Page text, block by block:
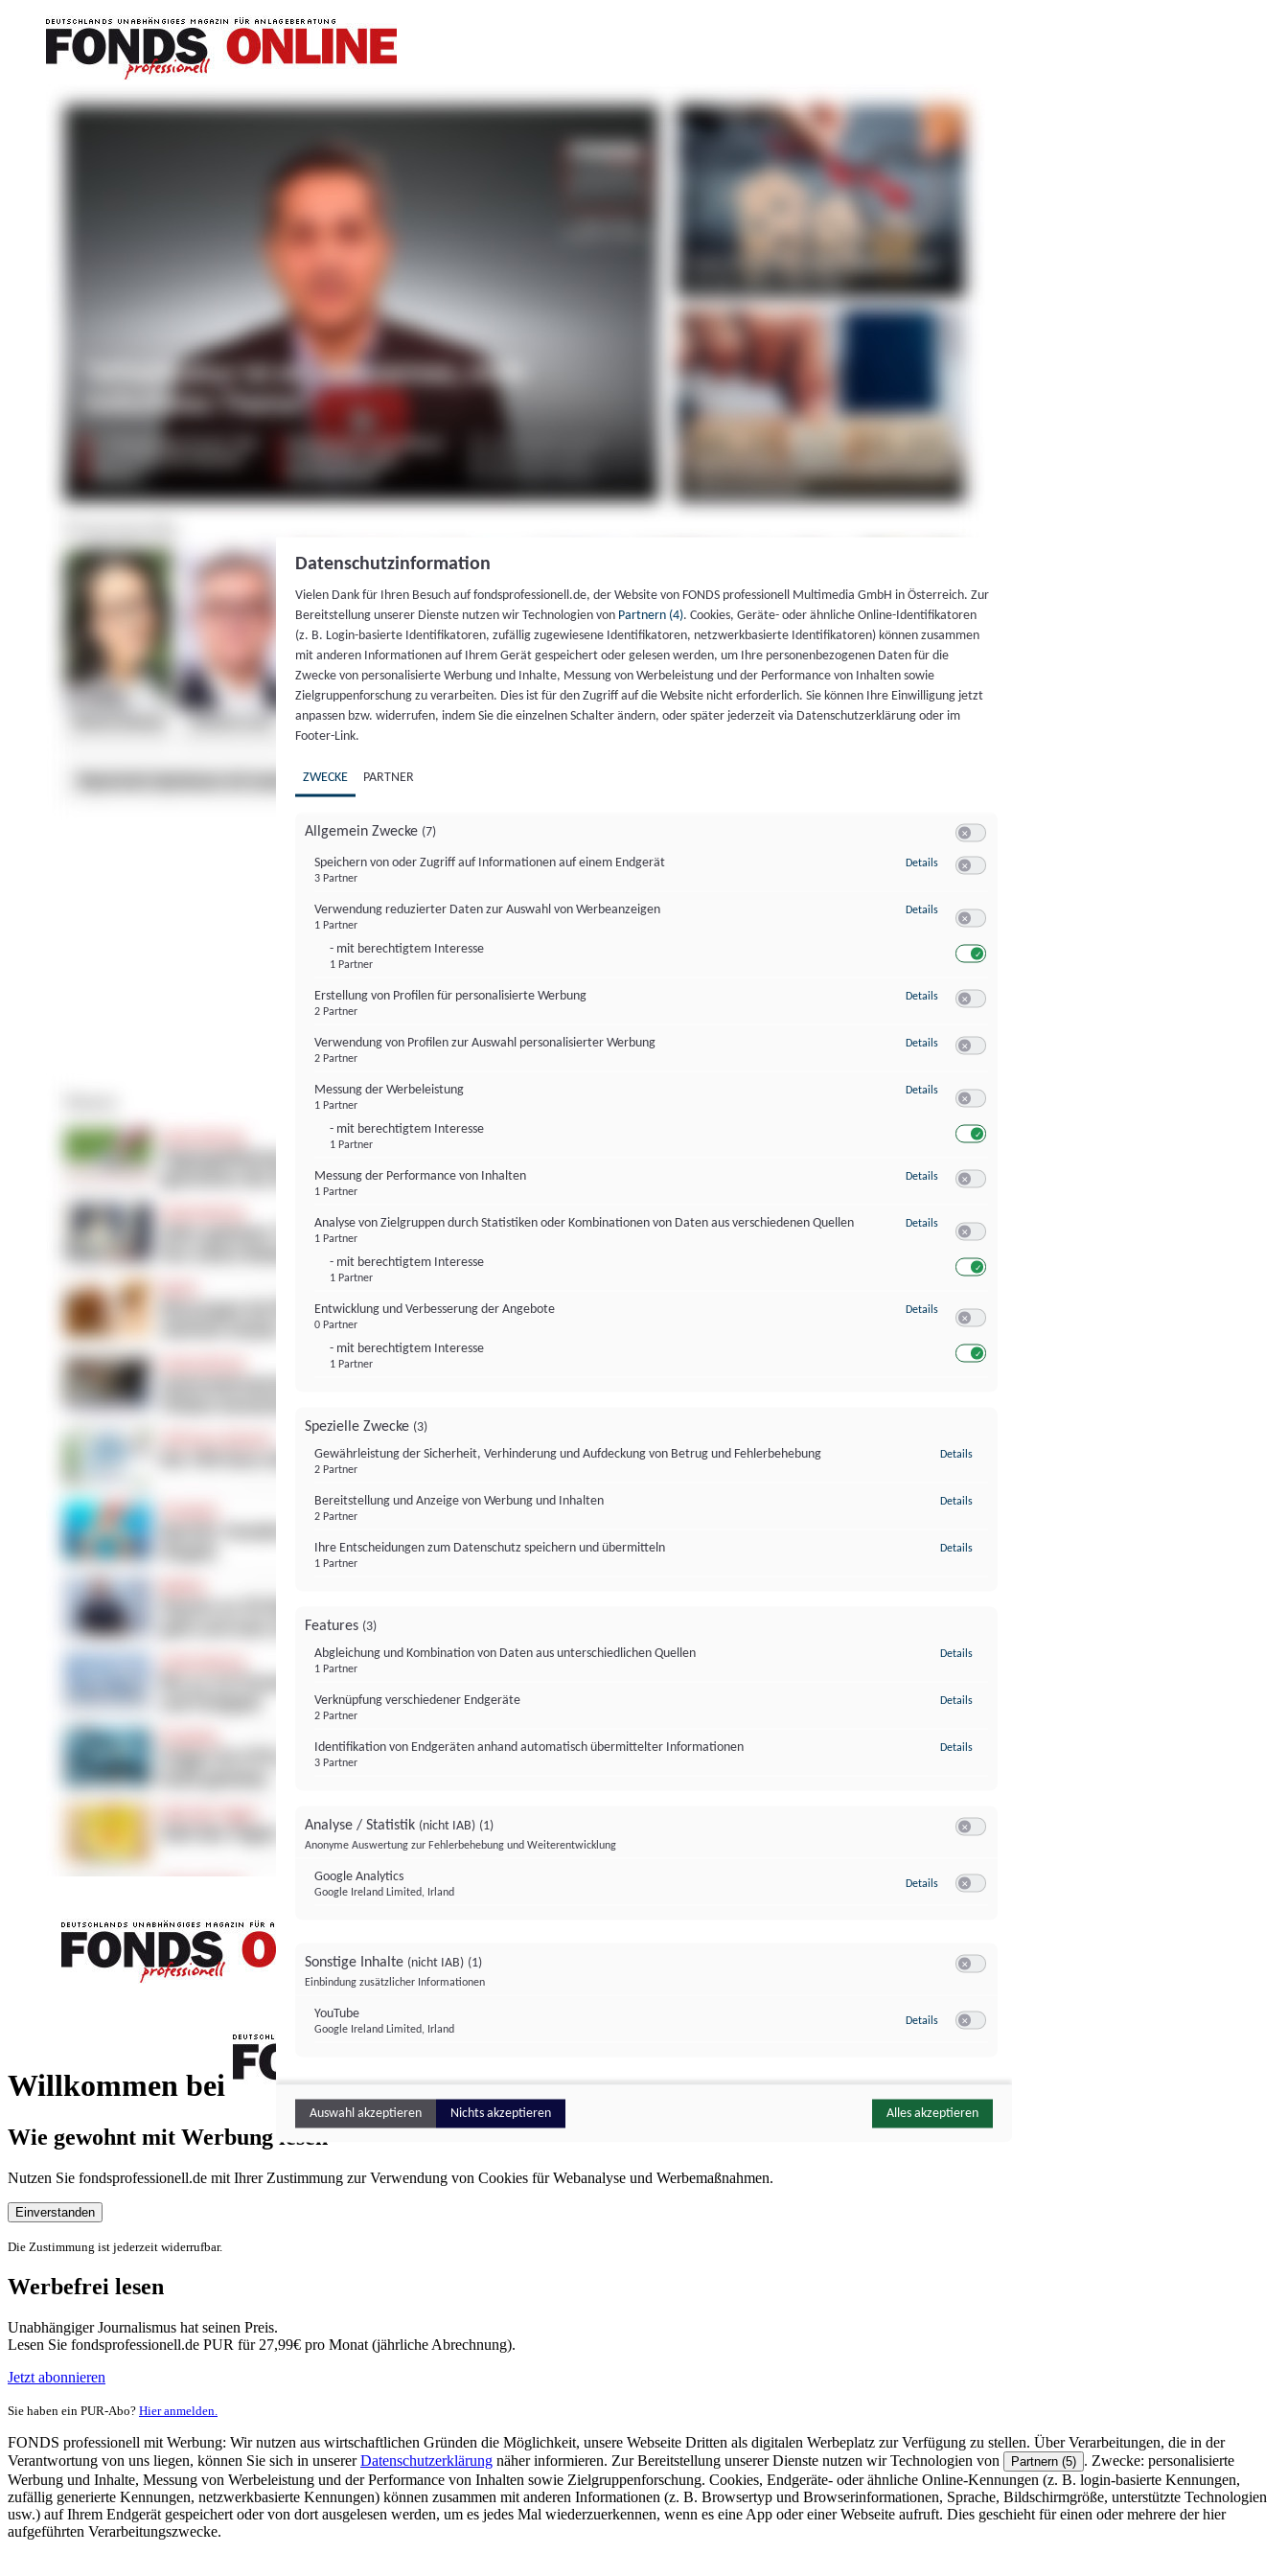
Willkommen bei
FONDS professionell
Wie gewohnt mit Werbung lesen
Nutzen Sie fondsprofessionell.de mit Ihrer Zustimmung zur Verwendung von Cookies für Webanalyse und Werbemaßnahmen.
Einverstanden
Die Zustimmung ist jederzeit widerrufbar.
Werbefrei lesen
Unabhängiger Journalismus hat seinen Preis.
Lesen Sie fondsprofessionell.de PUR für 27,99€ pro Monat (jährliche Abrechnung).
Jetzt abonnieren
Sie haben ein PUR-Abo? Hier anmelden.
FONDS professionell mit Werbung: Wir nutzen aus wirtschaftlichen Gründen die Möglichkeit, unsere Webseite Dritten als digitalen Werbeplatz zur Verfügung zu stellen. Über Verarbeitungen, die in der
Verantwortung von uns liegen, können Sie sich in unsererDatenschutzerklärung näher informieren. Zur Bereitstellung unserer Dienste nutzen wir Technologien von Partnern (5) . Zwecke: personalisierte
Werbung und Inhalte, Messung von Werbeleistung und der Performance von Inhalten sowie Zielgruppenforschung. Cookies, Endgeräte- oder ähnliche Online-Kennungen (z. B. login-basierte Kennungen,
zufällig generierte Kennungen, netzwerkbasierte Kennungen) können zusammen mit anderen Informationen (z. B. Browsertyp und Browserinformationen, Sprache, Bildschirmgröße, unterstützte Technologien
usw.) auf Ihrem Endgerät gespeichert oder von dort ausgelesen werden, um es jedes Mal wiederzuerkennen, wenn es eine App oder einer Webseite aufruft. Dies geschieht für einen oder mehrere der hier
aufgeführten Verarbeitungszwecke.
Datenschutzinformation
Vielen Dank für Ihren Besuch auf fondsprofessionell.de, der Website von FONDS professionell Multimedia GmbH in Österreich. Zur
Bereitstellung unserer Dienste nutzen wir Technologien von Partnern (4). Cookies, Geräte- oder ähnliche Online-Identifikatoren
(z. B. Login-basierte Identifikatoren, zufällig zugewiesene Identifikatoren, netzwerkbasierte Identifikatoren) können zusammen
mit anderen Informationen auf Ihrem Gerät gespeichert oder gelesen werden, um Ihre personenbezogenen Daten für die
Zwecke von personalisierte Werbung und Inhalte, Messung von Werbeleistung und der Performance von Inhalten sowie
Zielgruppenforschung zu verarbeiten. Dies ist für den Zugriff auf die Website nicht erforderlich. Sie können Ihre Einwilligung jetzt
anpassen bzw. widerrufen, indem Sie die einzelnen Schalter ändern, oder später jederzeit via Datenschutzerklärung oder im
Footer-Link.
ZWECKE PARTNER
Allgemein Zwecke (7)
Speichern von oder Zugriff auf Informationen auf einem Endgerät
3 Partner
Details zu Speichern von oder Zugriff auf Informationen auf einem Endgerät
Verwendung reduzierter Daten zur Auswahl von Werbeanzeigen
1 Partner
- mit berechtigtem Interesse
1 Partner
Details zu Verwendung reduzierter Daten zur Auswahl von Werbeanzeigen
Erstellung von Profilen für personalisierte Werbung
2 Partner
Details zu Erstellung von Profilen für personalisierte Werbung
Verwendung von Profilen zur Auswahl personalisierter Werbung
2 Partner
Details zu Verwendung von Profilen zur Auswahl personalisierter Werbung
Messung der Werbeleistung
1 Partner
- mit berechtigtem Interesse
1 Partner
Details zu Messung der Werbeleistung
Messung der Performance von Inhalten
1 Partner
Details zu Messung der Performance von Inhalten
Analyse von Zielgruppen durch Statistiken oder Kombinationen von Daten aus verschiedenen Quellen
1 Partner
- mit berechtigtem Interesse
1 Partner
Details zu Analyse von Zielgruppen durch Statistiken oder Kombinationen von
Entwicklung und Verbesserung der Angebote
0 Partner
- mit berechtigtem Interesse
1 Partner
Details zu Entwicklung und Verbesserung der Angebote
Spezielle Zwecke (3)
Gewährleistung der Sicherheit, Verhinderung und Aufdeckung von Betrug und Fehlerbehebung
2 Partner
Details
Bereitstellung und Anzeige von Werbung und Inhalten
2 Partner
Details
Ihre Entscheidungen zum Datenschutz speichern und übermitteln
1 Partner
Details
Features (3)
Abgleichung und Kombination von Daten aus unterschiedlichen Quellen
1 Partner
Details
Verknüpfung verschiedener Endgeräte
2 Partner
Details
Identifikation von Endgeräten anhand automatisch übermittelter Informationen
3 Partner
Details
Analyse / Statistik (nicht IAB) (1)
Anonyme Auswertung zur Fehlerbehebung und Weiterentwicklung
Google Analytics
Google Ireland Limited, Irland
Details zu Google Analytics
Sonstige Inhalte (nicht IAB) (1)
Einbindung zusätzlicher Informationen
YouTube
Google Ireland Limited, Irland
Details zu YouTube
Auswahl akzeptieren Nichts akzeptieren Alles akzeptieren